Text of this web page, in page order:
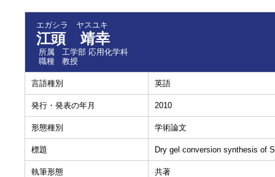
エガシラ ヤスユキ
江頭 靖幸
所属
工学部 応用化学科
職種
教授
言語種別 英語
発行・発表の年月 2010
形態種別 学術論文
標題 Dry gel conversion synthesis of
執筆形態 共著